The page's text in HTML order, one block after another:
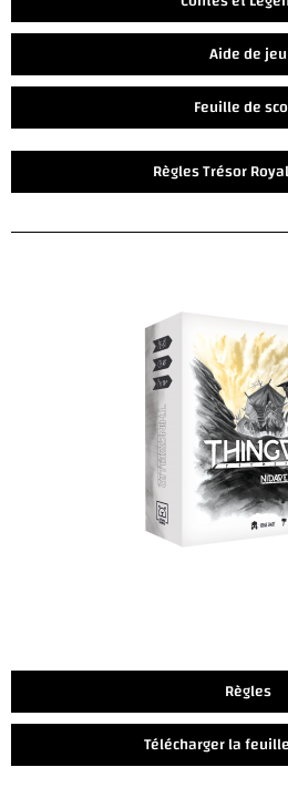
Aide de jeu
Feuille de
Règles Trésor
Règles
Télécharger la